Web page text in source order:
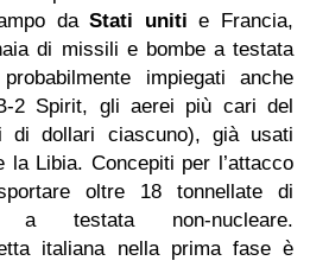
daStati uniti e Francia,
di missili e bombe a testata
impiegati anche
2 Spirit, gli aerei più cari del
di dollari ciascuno), già usati
la Libia. Concepiti per l’attacco
oltre 18 tonnellate di
testata non-nucleare.
italiana nella prima fase è